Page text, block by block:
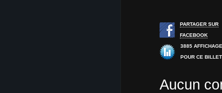
PARTAGER SUR
FACEBOOK
3885
POUR CE BILLET
Aucun